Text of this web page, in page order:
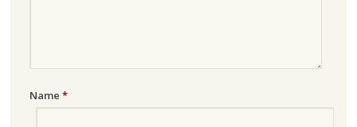
Name *